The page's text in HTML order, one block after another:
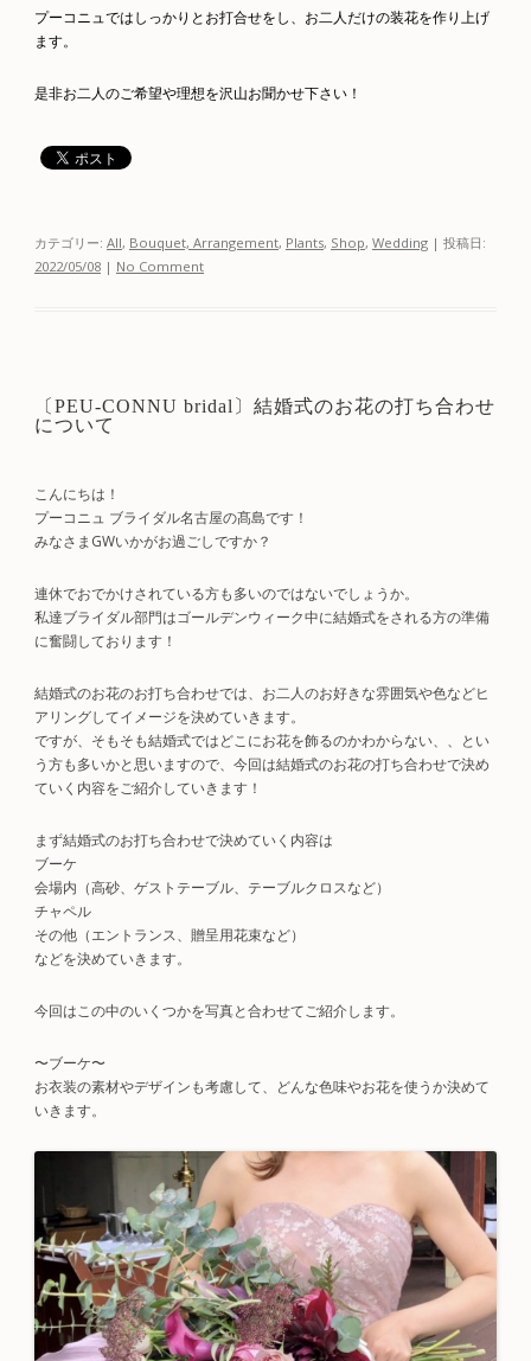
プーコニュではしっかりとお打合せをし、お二人だけの装花を作り上げ
ます。
是非お二人のご希望や理想を沢山お聞かせ下さい！
カテゴリー: All, Bouquet, Arrangement, Plants, Shop, Wedding | 投稿日:
2022/05/08 | No Comment
〔PEU-CONNU bridal〕結婚式のお花の打ち合わせ
について
こんにちは！
プーコニュ ブライダル名古屋の髙島です！
みなさまGWいかがお過ごしですか？
連休でおでかけされている方も多いのではないでしょうか。
私達ブライダル部門はゴールデンウィーク中に結婚式をされる方の準備
に奮闘しております！
結婚式のお花のお打ち合わせでは、お二人のお好きな雰囲気や色などヒ
アリングしてイメージを決めていきます。
ですが、そもそも結婚式ではどこにお花を飾るのかわからない、、とい
う方も多いかと思いますので、今回は結婚式のお花の打ち合わせで決め
ていく内容をご紹介していきます！
まず結婚式のお打ち合わせで決めていく内容は
ブーケ
会場内（高砂、ゲストテーブル、テーブルクロスなど）
チャペル
その他（エントランス、贈呈用花束など）
などを決めていきます。
今回はこの中のいくつかを写真と合わせてご紹介します。
〜ブーケ〜
お衣装の素材やデザインも考慮して、どんな色味やお花を使うか決めて
いきます。